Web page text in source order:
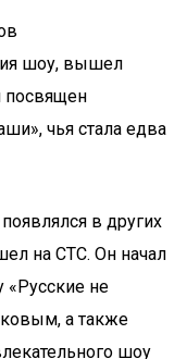
шоу, вышел
посвящен
чья стала едва
в других
на СТС. Он начал
не
а также
шоу